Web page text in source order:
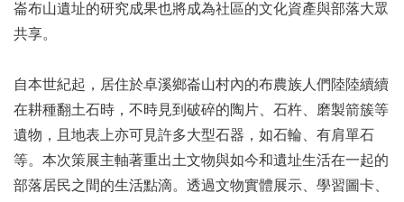
崙布山遺址的研究成果也將成為社區的文化資產與部落大眾
共享。
自本世紀起，居住於卓溪鄉崙山村內的布農族人們陸陸續續
在耕種翻土石時，不時見到破碎的陶片、石杵、磨製箭簇等
遺物，且地表上亦可見許多大型石器，如石輪、有肩單石
等。本次策展主軸著重出土文物與如今和遺址生活在一起的
部落居民之間的生活點滴。透過文物實體展示、學習圖卡、